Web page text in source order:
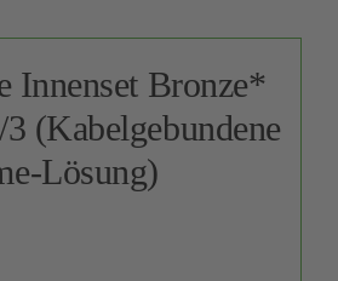
Innenset Bronze*
(Kabelgebundene
Lösung)